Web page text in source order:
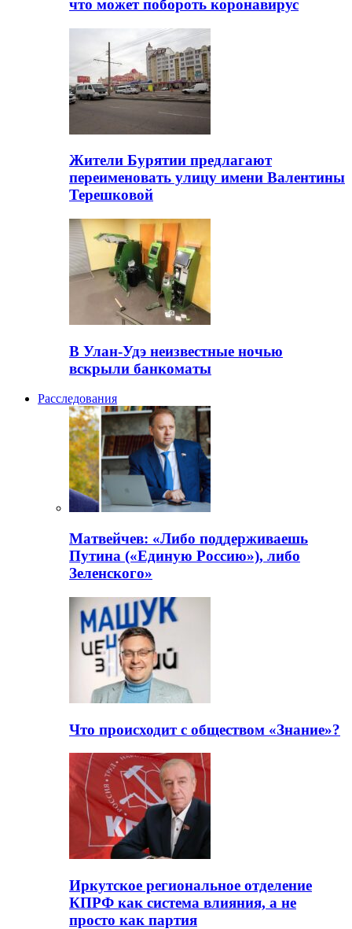
что может побороть коронавирус
Жители Бурятии предлагают
переименовать улицу имени Валентины
Терешковой
В Улан-Удэ неизвестные ночью
вскрыли банкоматы
Расследования
Матвейчев: «Либо поддерживаешь
Путина («Единую Россию»), либо
Зеленского»
Что происходит с обществом «Знание»?
Иркутское региональное отделение
КПРФ как система влияния, а не
просто как партия